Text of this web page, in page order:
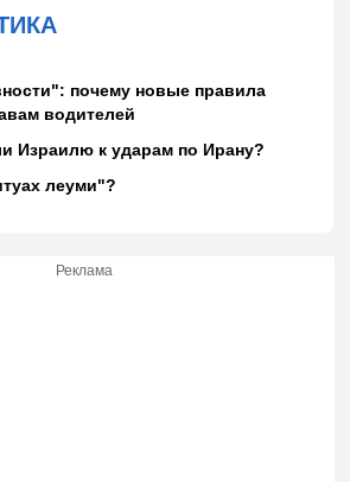
почему новые правила
водителей
Израилю к ударам по Ирану?
леуми"?
Реклама